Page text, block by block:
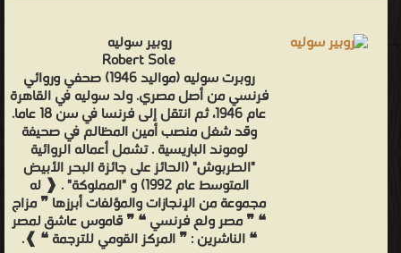
روبير سوليه
Robert Sole
روبرت سوليه (مواليد 1946) صحفي وروائي
فرنسي من أصل مصري. ولد سوليه في القاهرة
عام 1946، ثم انتقل إلى فرنسا في سن 18 عاما.
وقد شغل منصب أمين المظالم في صحيفة
لوموند الباريسية . تشمل أعماله الروائية
"الطربوش" (الحائز على جائزة البحر الأبيض
المتوسط ​​عام 1992) و "المملوكة" . ❰ له
مجموعة من الإنجازات والمؤلفات أبرزها ❞ مزاج
❝ ❞ مصر ولع فرنسي ❝ ❞ قاموس عاشق لمصر
❝ الناشرين : ❞ المركز القومي للترجمة ❝ ❱.